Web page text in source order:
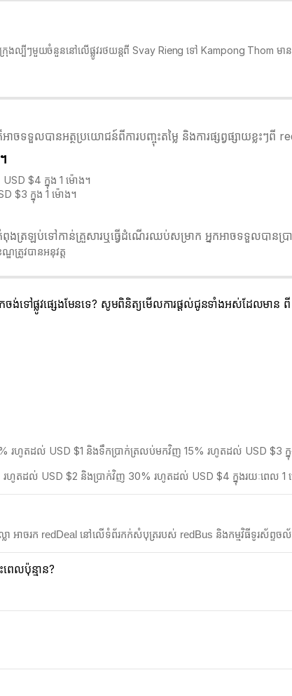
ង​ល្បីៗមួយចំនួននៅលើផ្លូវរថយន្តពី Svay Rieng ទៅ Kampong Thom មា
ទួលបានអត្ថប្រយោជន៍ពីការបញ្ចុះតម្លៃ និងការផ្សព្វផ្សាយខ្លះៗពី
$4 ក្នុង 1 ម៉ោង។
$3 ក្នុង 1 ម៉ោង។
រឡប់ទៅកាន់គ្រួសារឬធ្វើដំណើរឈប់សម្រាក អ្នកអាចទទួលបានប្រ
ឌត្រូវបានអនុវត្ត
ចង់ទៅផ្លូវផ្សេងមែនទេ? សូមពិនិត្យមើលការផ្តល់ជូនទាំងអស់ដែលមាន ពី
រហូតដល់ USD $1 និងទឹកប្រាក់ត្រលប់មកវិញ 15% រហូតដល់ USD $3 ក្
រហូតដល់ USD $2 និងប្រាក់វិញ 30% រហូតដល់ USD $4 ក្នុងរយៈពេល 1
អាចរក redDeal នៅលើទំព័រកក់សំបុត្ររបស់ redBus និងកម្មវិធីទូរស័ព្ទច
េលប៉ុន្មាន?